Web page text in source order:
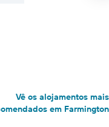
Vê os alojamentos mais
em Farmington